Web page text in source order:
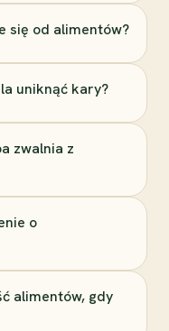
się od alimentów?
uniknąć kary?
zwalnia z
o
alimentów, gdy